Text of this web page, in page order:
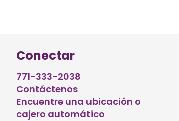
Conectar
771-333-2038
Contáctenos
Encuentre una ubicación o
cajero automático